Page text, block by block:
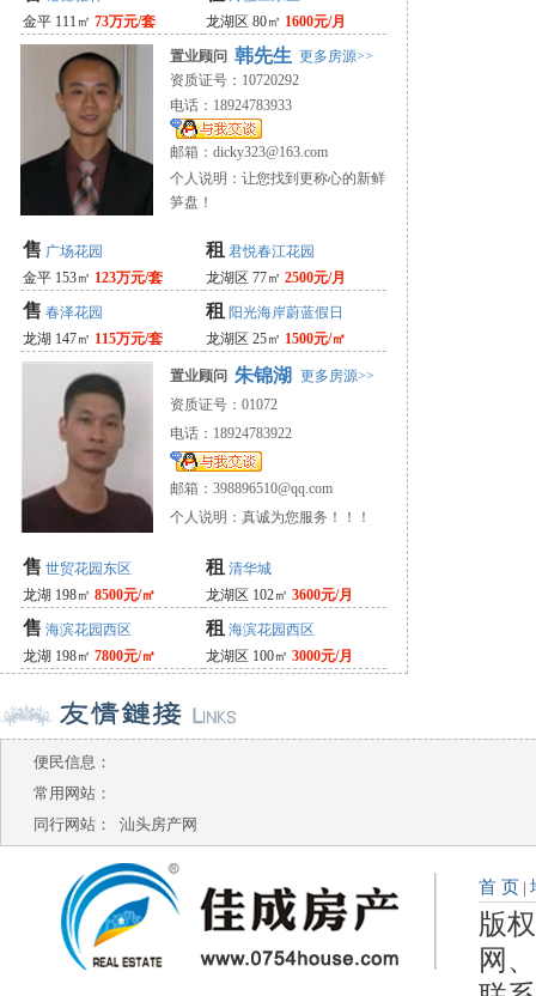
金平 111㎡ 73万元/套
龙湖区 80㎡ 1600元/月
置业顾问 韩先生 更多房源>>
资质证号：10720292
电话：18924783933
邮箱： dicky323@163.com
个人说明：让您找到更称心的新鲜
笋盘！
售 广场花园
金平 153㎡ 123万元/套
售 春泽花园
龙湖 147㎡ 115万元/套
租君悦春江花园
龙湖区 77㎡ 2500元/月
租阳光海岸蔚蓝假日
龙湖区 25㎡ 1500元/㎡
置业顾问 朱锦湖
更多房源>>
资质证号：01072
电话：18924783922
邮箱： 398896510@qq.com
个人说明：真诚为您服务！！！
售 世贸花园东区
龙湖 198㎡ 8500元/㎡
售 海滨花园西区
龙湖 198㎡ 7800元/㎡
租清华城
龙湖区 102㎡ 3600元/月
租海滨花园西区
龙湖区 100㎡ 3000元/月
便民信息：
常用网站：
同行网站：
汕头房产网
首 页 |
版
网